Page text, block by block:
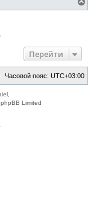
Перейти
Часовой пояс: UTC+03:00
Limited